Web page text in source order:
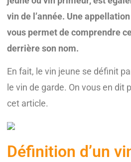
vin de l’année. Une
vous permet de comprendre
derrière son nom.
En fait, le vin jeune se définit
le vin de garde. On vous en dit
cet article.
Définition d’un